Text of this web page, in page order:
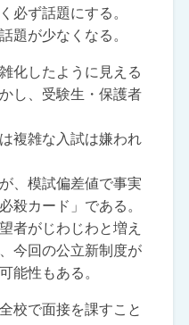
必ず話題にする。
題が少なくなる。
化したように見える
し、受験生・保護者
複雑な入試は嫌われ
、模試偏差値で事実
殺カード」である。
者がじわじわと増え
今回の公立新制度が
能性もある。
校で面接を課すこと